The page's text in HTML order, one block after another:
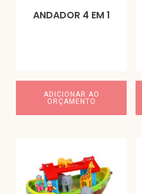
ANDADOR 4 EM 1
ADICIONAR AO
ORÇAMENTO